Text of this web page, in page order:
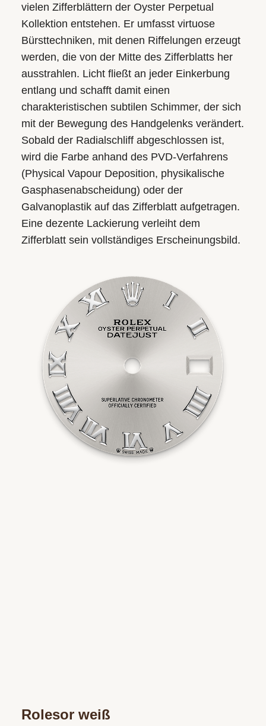
vielen Zifferblättern der Oyster Perpetual
Kollektion entstehen. Er umfasst virtuose
Bürsttechniken, mit denen Riffelungen erzeugt
werden, die von der Mitte des Zifferblatts her
ausstrahlen. Licht fließt an jeder Einkerbung
entlang und schafft damit einen
charakteristischen subtilen Schimmer, der sich
mit der Bewegung des Handgelenks verändert.
Sobald der Radialschliff abgeschlossen ist,
wird die Farbe anhand des PVD-Verfahrens
(Physical Vapour Deposition, physikalische
Gasphasen­abscheidung) oder der
Galvanoplastik auf das Zifferblatt aufgetragen.
Eine dezente Lackierung verleiht dem
Zifferblatt sein vollständiges Erscheinungsbild.
Rolesor weiß